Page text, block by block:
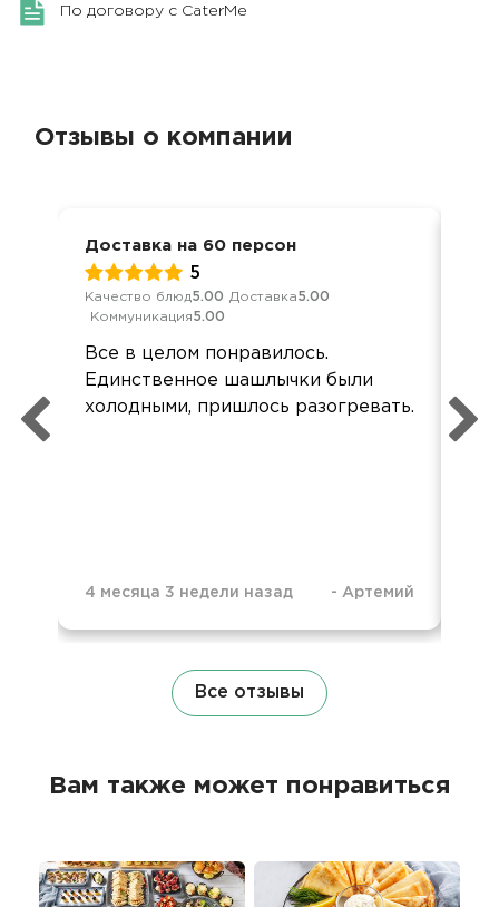
По договору с CaterMe
Отзывы о компании
Доставка на 60 персон
5
Качество блюд5.00 Доставка5.00
Коммуникация5.00
Все в целом понравилось.
Единственное шашлычки были
холодными, пришлось разогревать.
4 месяца 3 недели назад - Артемий
Все отзывы
Вам также может понравиться